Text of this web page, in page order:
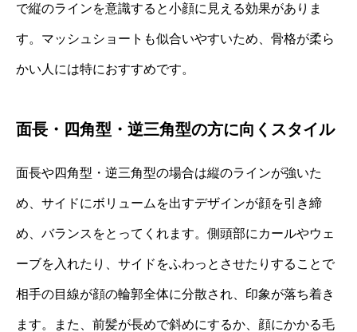
で縦のラインを意識すると小顔に見える効果がありま
す。マッシュショートも似合いやすいため、骨格が柔ら
かい人には特におすすめです。
面長・四角型・逆三角型の方に向くスタイル
面長や四角型・逆三角型の場合は縦のラインが強いた
め、サイドにボリュームを出すデザインが顔を引き締
め、バランスをとってくれます。側頭部にカールやウェ
ーブを入れたり、サイドをふわっとさせたりすることで
相手の目線が顔の輪郭全体に分散され、印象が落ち着き
ます。また、前髪が長めで斜めにするか、顔にかかる毛